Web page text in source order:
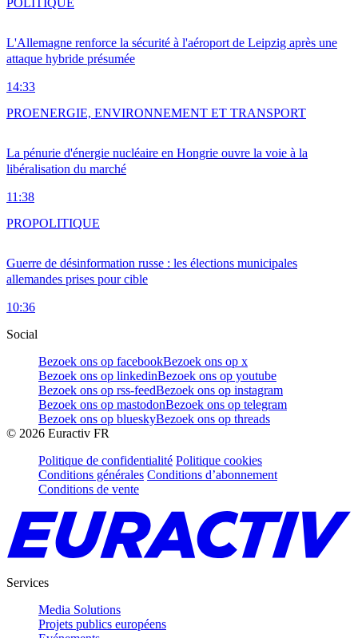
L'Allemagne renforce la sécurité à l'aéroport de Leipzig après une
attaque hybride présumée
14:33
POLITIQUE
La pénurie d'énergie nucléaire en Hongrie ouvre la voie à la
libéralisation du marché
11:38
PROENERGIE, ENVIRONNEMENT ET TRANSPORT
Guerre de désinformation russe : les élections municipales
allemandes prises pour cible
10:36
PROPOLITIQUE
Social
Bezoek ons op facebookBezoek ons op x
Bezoek ons op linkedinBezoek ons op youtube
Bezoek ons op rss-feedBezoek ons op instagram
Bezoek ons op mastodonBezoek ons op telegram
Bezoek ons op blueskyBezoek ons op threads
© 2026 Euractiv FR
Politique de confidentialité Politique cookies
Conditions générales Conditions d’abonnement
Conditions de vente
Services
Media Solutions
Projets publics européens